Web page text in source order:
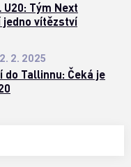
Tým Next
jedno vítězství
2. 2025
do Tallinnu: Čeká je